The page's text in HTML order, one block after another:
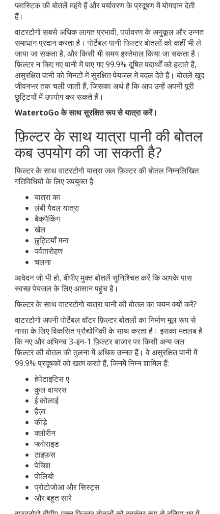
प्लास्टिक की बोतलें महंगे हैं और पर्यावरण के प्रदूषण में योगदान देती
हैं।
वाटरटोगो सबसे अधिक लागत प्रभावी, पर्यावरण के अनुकूल और उन्नत
समाधान प्रदान करता है। पोर्टेबल पानी फिल्टर बोतलों को कहीं भी ले
जाया जा सकता है, और किसी भी समय इस्तेमाल किया जा सकता है।
फ़िल्टर न किए गए पानी में पाए गए 99.9% दूषित पदार्थों को हटाते हैं,
असुरक्षित पानी को मिनटों में सुरक्षित पेयजल में बदल देते हैं। बोतलें खुद
जीवनभर तक चली जाती हैं, जिसका अर्थ है कि आप उन्हें अपनी पूरी
छुट्टियों में उपयोग कर सकते हैं।
WatertoGo के साथ सुरक्षित रूप से यात्रा करें।
फ़िल्टर के साथ यात्रा पानी की बोतल
कब उपयोग की जा सकती है?
फिल्टर के साथ वाटरटोगो यात्रा जल फ़िल्टर की बोतल निम्नलिखित
गतिविधियों के लिए उपयुक्त है:
यात्रा का
लंबी पैदल यात्रा
बैकपैकिंग
खेल
छुट्टियाँ मना
पर्वतारोहण
चलना
आवेदन जो भी हो, बीपीए मुक्त बोतलें सुनिश्चित करें कि आपके पास
स्वच्छ पेयजल के लिए आसान पहुंच है।
फिल्टर के साथ वाटरटोगो यात्रा पानी की बोतल का चयन क्यों करें?
वाटरटोगो अपनी पोर्टेबल वॉटर फ़िल्टर बोतलों का निर्माण मूल रूप से
नासा के लिए विकसित प्रौद्योगिकी के साथ करता है। इसका मतलब है
कि नए और अभिनव 3-इन-1 फ़िल्टर बाजार पर किसी अन्य जल
फ़िल्टर की बोतल की तुलना में अधिक उन्नत हैं। वे असुरक्षित पानी में
99.9% प्रदूषकों को खत्म करते हैं, जिनमें निम्न शामिल हैं:
हेपेटाइटिस ए
कुल वायरस
ई कोलाई
हैज़ा
कीड़े
क्लोरीन
फ्लोराइड
टाइफ़स
पेचिश
पोलियो
प्रोटोजोआ और सिस्ट्स
और बहुत सारे